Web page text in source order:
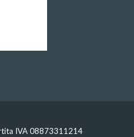
IVA 08873311214